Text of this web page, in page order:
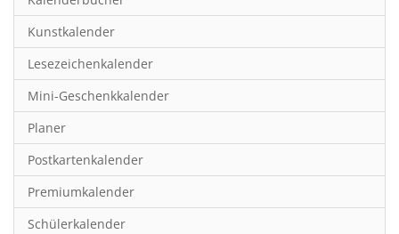
Gaming
Geburtstagskalender
Geschichte
Hobby & Basteln
Humor & Cartoon
Inspiration & Entspannung
Inspiration & Spiritualität
Kunstkalender
Lesezeichenkalender
Mini-Geschenkkalender
Planer
Postkartenkalender
Premiumkalender
Schülerkalender